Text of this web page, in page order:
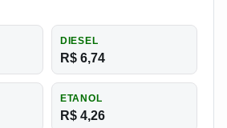
DIESEL
R$ 6,74
ETANOL
R$ 4,26